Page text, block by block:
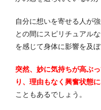
自分に想いを寄せる人が
との間にスピリチュアル
を感じて身体に影響を及ぼ
突然、妙に気持ちが高ぶ
り、理由もなく興奮状態
こともあるでしょう。